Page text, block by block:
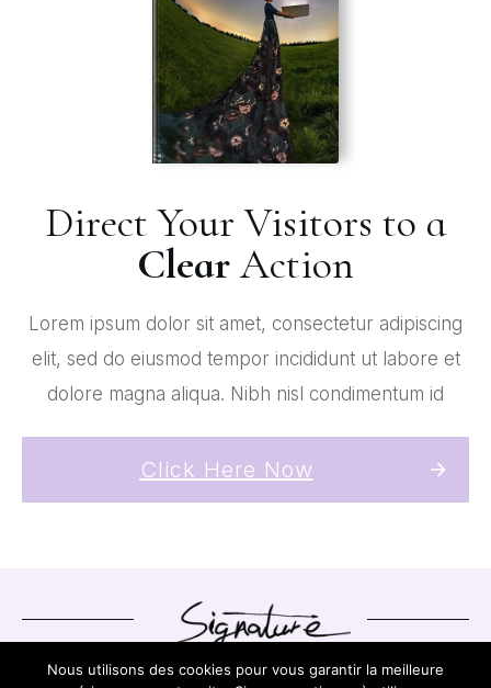
Direct Your Visitors to a
ClearAction
Lorem ipsum dolor sit amet, consectetur adipiscing
elit, sed do eiusmod tempor incididunt ut labore et
dolore magna aliqua. Nibh nisl condimentum id
Click Here Now
Nous utilisons des cookies pour vous garantir la meilleure